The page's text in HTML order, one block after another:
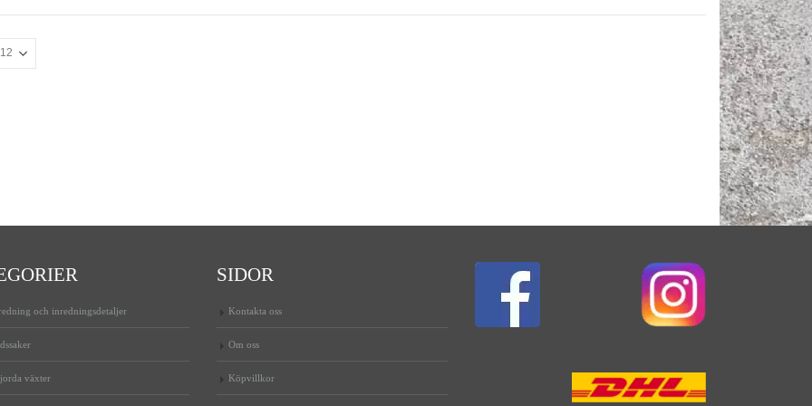
och inredningsdetaljer
växter
SIDOR
Kontakta oss
Om oss
Köpvillkor